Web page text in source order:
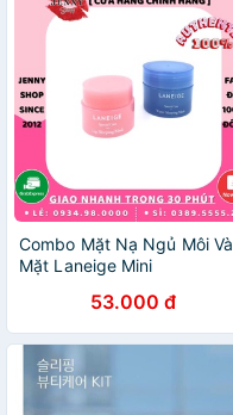
Combo Mặt Nạ Ngủ Môi Và
Mặt Laneige Mini
53.000 đ